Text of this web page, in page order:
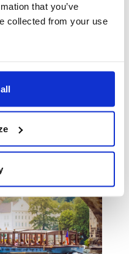
that you’ve
collected from your use
날
550 CZK